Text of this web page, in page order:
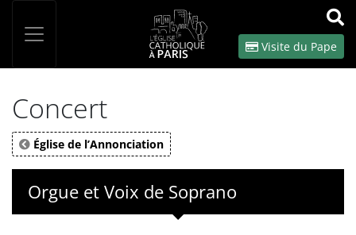
OK
Visite du Pape
Concert
Église de l’Annonciation
Orgue et Voix de Soprano
Panneau de gestion des cookies